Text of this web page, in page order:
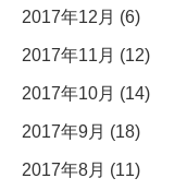
2017年12月 (6)
2017年11月 (12)
2017年10月 (14)
2017年9月 (18)
2017年8月 (11)